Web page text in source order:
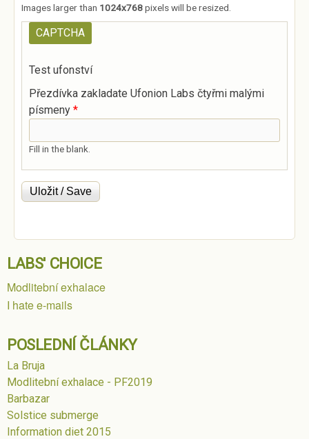
Images larger than 1024x768pixels will be resized.
CAPTCHA
Test ufonství
Přezdívka zakladate Ufonion Labs čtyřmi malými
písmeny *
Fill in the blank.
LABS' CHOICE
Modlitební exhalace
I hate e-mails
POSLEDNÍ ČLÁNKY
La Bruja
Modlitební exhalace - PF2019
Barbazar
Solstice submerge
Information diet 2015